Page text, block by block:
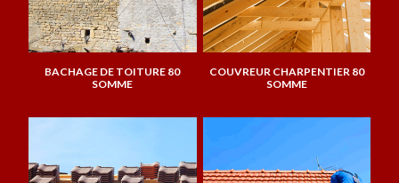
BACHAGE DE TOITURE 80
SOMME
COUVREUR CHARPENTIER 80
SOMME